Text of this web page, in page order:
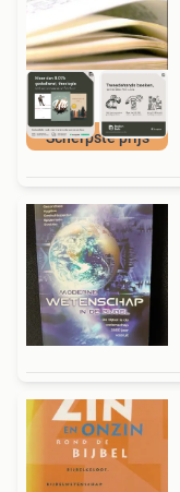
Scherpste prijs